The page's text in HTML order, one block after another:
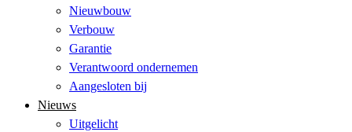
Nieuwbouw
Verbouw
Garantie
Verantwoord ondernemen
Aangesloten bij
Nieuws
Uitgelicht